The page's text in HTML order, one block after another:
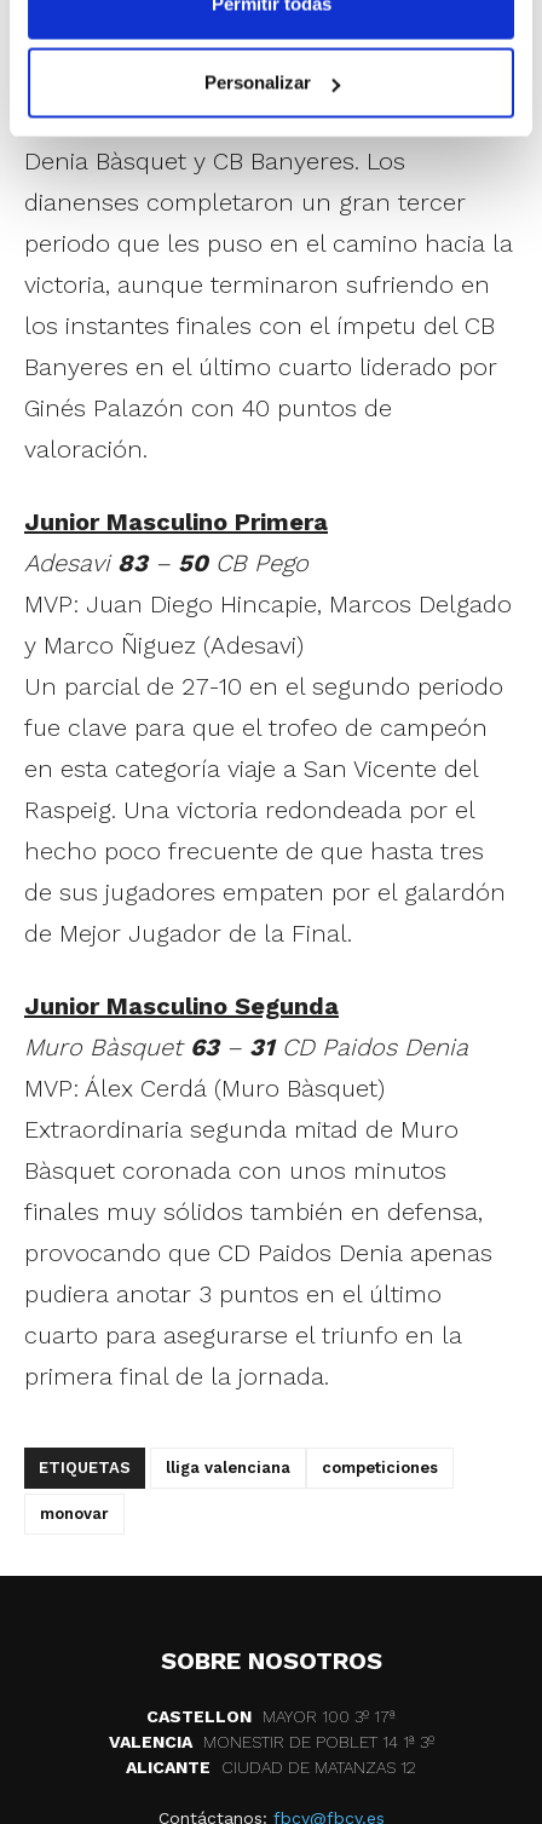
Personalizar
Denia Bàsquet64–62CB Banyeres
MVP: Ginés Palazón (CB Banyeres)
Emocionante Final la disputada entre
Denia Bàsquet y CB Banyeres. Los
dianenses completaron un gran tercer
periodo que les puso en el camino hacia la
victoria, aunque terminaron sufriendo en
los instantes finales con el ímpetu del CB
Banyeres en el último cuarto liderado por
Ginés Palazón con 40 puntos de
valoración.
Junior Masculino Primera
Adesavi 83– 50CB Pego
MVP: Juan Diego Hincapie, Marcos Delgado
y Marco Ñiguez (Adesavi)
Un parcial de 27-10 en el segundo periodo
fue clave para que el trofeo de campeón
en esta categoría viaje a San Vicente del
Raspeig. Una victoria redondeada por el
hecho poco frecuente de que hasta tres
de sus jugadores empaten por el galardón
de Mejor Jugador de la Final.
Junior Masculino Segunda
Muro Bàsquet 63– 31CD Paidos Denia
MVP: Álex Cerdá (Muro Bàsquet)
Extraordinaria segunda mitad de Muro
Bàsquet coronada con unos minutos
finales muy sólidos también en defensa,
provocando que CD Paidos Denia apenas
pudiera anotar 3 puntos en el último
cuarto para asegurarse el triunfo en la
primera final de la jornada.
ETIQUETAS lliga valenciana competiciones
monovar
SOBRE NOSOTROS
CASTELLON
MAYOR 100 3º 17ª
VALENCIA
MONESTIR DE POBLET 14 1ª 3º
ALICANTE
CIUDAD DE MATANZAS 12
Contáctanos: fbcv@fbcv.es